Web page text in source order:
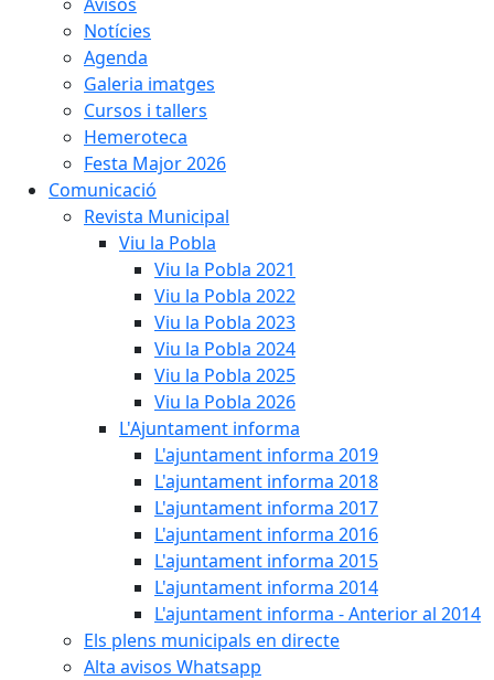
Notícies
Agenda
Galeria imatges
Cursos i tallers
Hemeroteca
Festa Major 2026
Comunicació
Revista Municipal
Viu la Pobla
Viu la Pobla 2021
Viu la Pobla 2022
Viu la Pobla 2023
Viu la Pobla 2024
Viu la Pobla 2025
Viu la Pobla 2026
L'Ajuntament informa
L'ajuntament informa 2019
L'ajuntament informa 2018
L'ajuntament informa 2017
L'ajuntament informa 2016
L'ajuntament informa 2015
L'ajuntament informa 2014
L'ajuntament informa - Anterior al 2014
Els plens municipals en directe
Alta avisos Whatsapp